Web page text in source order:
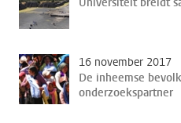
Universiteit breidt
16 november 2017
De inheemse
onderzoekspartner